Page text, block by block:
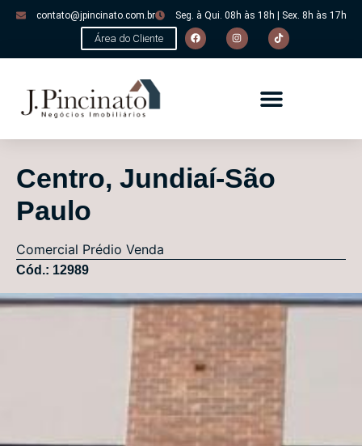
contato@jpincinato.com.br Seg. à Qui. 08h às 18h | Sex. 8h às 17h
Área do Cliente
Centro, Jundiaí-São
Paulo
Comercial Prédio Venda
Cód.: 12989